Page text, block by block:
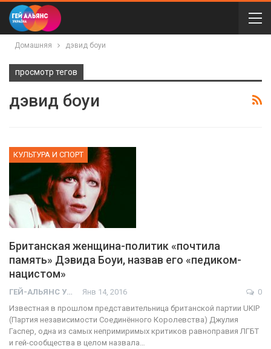
Домашняя дэвид боуи
просмотр тегов
дэвид боуи
КУЛЬТУРА И СПОРТ
Британская женщина-политик «почтила
память» Дэвида Боуи, назвав его «педиком-
нацистом»
ГЕЙ-АЛЬЯНС УКРАИНА Янв 14, 2016
0
Известная в прошлом представительница британской партии UKIP
(Партия независимости Соединённого Королевства) Джулия
Гаспер, одна из самых непримиримых критиков равноправия ЛГБТ
и гей-сообщества в целом назвала…